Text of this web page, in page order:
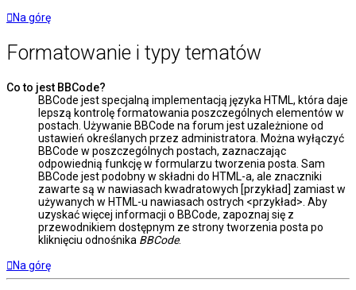
Na górę
Formatowanie i typy tematów
Co to jest BBCode?
BBCode jest specjalną implementacją języka HTML, która daje
lepszą kontrolę formatowania poszczególnych elementów w
postach. Używanie BBCode na forum jest uzależnione od
ustawień określanych przez administratora. Można wyłączyć
BBCode w poszczególnych postach, zaznaczając
odpowiednią funkcję w formularzu tworzenia posta. Sam
BBCode jest podobny w składni do HTML-a, ale znaczniki
zawarte są w nawiasach kwadratowych [przykład] zamiast w
używanych w HTML-u nawiasach ostrych <przykład>. Aby
uzyskać więcej informacji o BBCode, zapoznaj się z
przewodnikiem dostępnym ze strony tworzenia posta po
kliknięciu odnośnika BBCode.
Na górę